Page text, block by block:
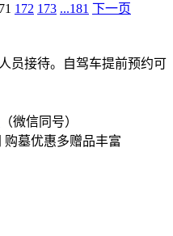
172 173 ...181 下一页
员接待。自驾车提前预约可
（微信同号）
购墓优惠多赠品丰富